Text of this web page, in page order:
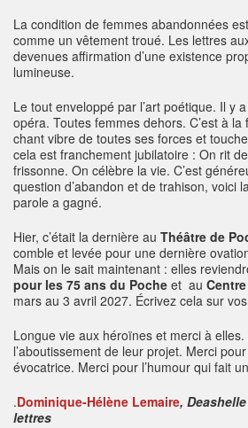
La condition de femmes abandonnées
comme un vêtement troué. Les lettres
devenues affirmation d’une existence
lumineuse.
Le tout enveloppé par l’art poétique. Il y
opéra. Toutes femmes dehors. C’est à
chant vibre de toutes ses forces et
cela est franchement jubilatoire : On rit
frissonne. On célèbre la vie. C’est
question d’abandon et de trahison, voici
parole a gagné.
Hier, c’était la dernière au Théâtre de
comble et levée pour une dernière
Mais on le sait maintenant : elles
pour les 75 ans du Poche et au
mars au 3 avril 2027. Écrivez cela sur
Longue vie aux héroïnes et merci à
l’aboutissement de leur projet. Merci
évocatrice. Merci pour l’humour qui fait
.Dominique-Hélène Lemaire,
lettres